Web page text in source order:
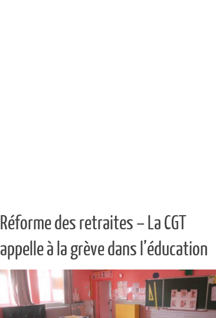
Réforme des retraites – La CGT
appelle à la grève dans l’éducation